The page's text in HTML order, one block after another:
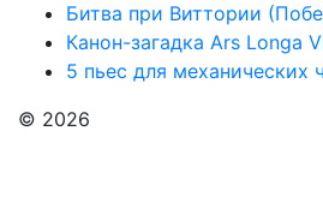
Битва при Виттории
Канон-загадка Ars Longa
5 пьес для механических
© 2026